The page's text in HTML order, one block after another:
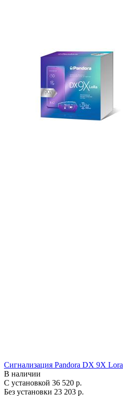
Сигнализация Pandora DX 9X Lora
В наличии
С установкой 36 520 р.
Без установки 23 203 р.